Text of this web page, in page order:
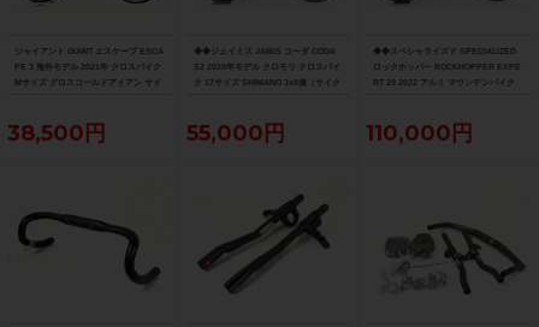
ジャイアント GIANT エスケープ ESCA
PE 3 海外モデル 2021年 クロスバイク
Mサイズ グロスコールドアイアン サイ
38,500円
◆◆ジェイミス JAMIS コーダ CODA
S2 2020年モデル クロモリ クロスバイ
ク 17サイズ SHIMANO 3x8速（サイク
55,000円
◆◆スペシャライズド SPECIALIZED
ロックホッパー ROCKHOPPER EXPE
RT 29 2022 アルミ マウンテンバイク
送）
110,000円